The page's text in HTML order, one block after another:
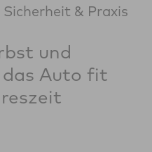
Sicherheit & Praxis
und
Auto fit